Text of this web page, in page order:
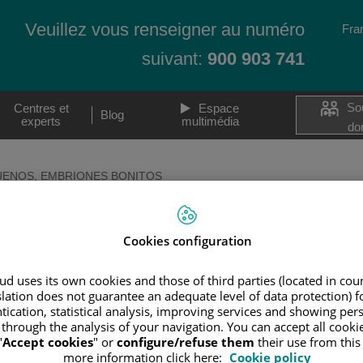
Veuillez vous renseigner au numéro
suivant: 900 903 741
La vitrification d’ovocytes et d’embryons
MACS (Magnetic Activated Cell Sorting)
Le système Time-lapse
Centres et
experts
Blog
Espace
multimédia
EMBRIONES BONITOS
EMBRIONES
Cookies configuration
uses its own cookies and those of third parties (located in
does not guarantee an adequate level of data protection)
statistical analysis, improving services and showing
the analysis of your navigation. You can accept all
Accept cookies" or configure/refuse them their use from this
more information click here: Cookie policy